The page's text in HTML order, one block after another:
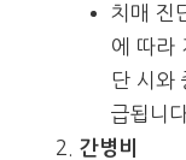
치매 진
에 따라
단 시와
급됩니
간병비